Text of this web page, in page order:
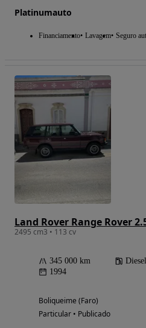
Platinumauto
Financiamento Lavagem Seguro
Land Rover Range Rover
2495 cm3 • 113 cv
345 000 km Diesel
1994
Boliqueime (Faro)
Particular • Publicado